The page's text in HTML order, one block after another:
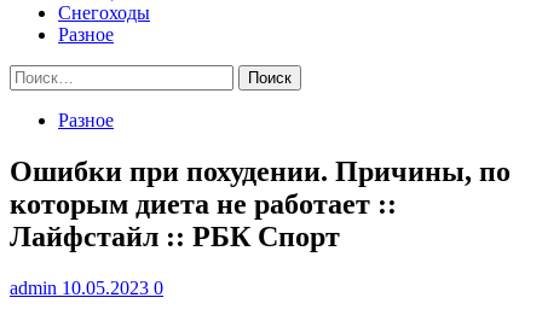
Снегоходы
Разное
Найти:
Разное
Ошибки при похудении. Причины, по
которым диета не работает ::
Лайфстайл :: РБК Спорт
admin 10.05.2023 0